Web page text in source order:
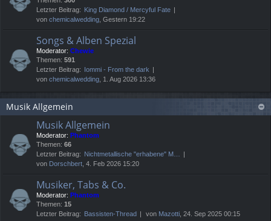
Letzter Beitrag: King Diamond / Mercyful Fate
von chemicalwedding , Gestern 19:22
Songs & Alben Spezial
Moderator: Chewie
Themen: 591
Letzter Beitrag: Iommi - From the dark
von chemicalwedding , 1. Aug 2026 13:36
Musik Allgemein
Musik Allgemein
Moderator: Phantom
Themen: 66
Letzter Beitrag: Nichtmetallische "erhabene" M…
von Dorschbert , 4. Feb 2026 15:20
Musiker, Tabs & Co.
Moderator: Phantom
Themen: 15
Letzter Beitrag: Bassisten-Thread von Mazotti , 24. Sep 2025 00:15